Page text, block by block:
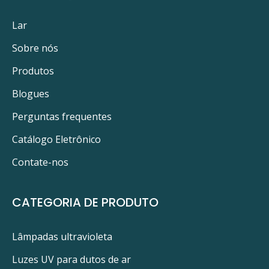
Luzes UV para dutos de ar
Purificador de ar interno
Purificadores de ar UV para dutos de ar
PURIFICAÇÃO DE AR ​​UVC
Lar
Sobre nós
Produtos
Blogues
Perguntas frequentes
Catálogo Eletrônico
Contate-nos
CATEGORIA DE PRODUTO
Lâmpadas ultravioleta
Luzes UV para dutos de ar